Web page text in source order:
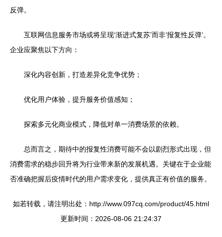
反弹。
互联网信息服务市场或将呈现‘渐进式复苏’而非‘报复性反弹’。
企业应聚焦以下方向：
深化内容创新，打造差异化竞争优势；
优化用户体验，提升服务价值感知；
探索多元化商业模式，降低对单一消费场景的依赖。
总而言之，期待中的报复性消费可能不会以剧烈形式出现，但
消费需求的稳步回升将为行业带来新的发展机遇。关键在于企业能
否准确把握后疫情时代的用户需求变化，提供真正有价值的服务。
如若转载，请注明出处：http://www.097cq.com/product/45.html
更新时间：2026-08-06 21:24:37